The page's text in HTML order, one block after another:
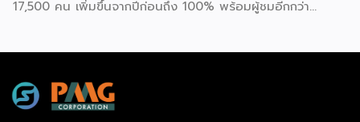
Rating) และวัดค่าคอเลสเตอรอลชนิดไขมันไม่ดี (LDL) 2.ด้าน
17,500 คน เพิ่มขึ้นจากปีก่อนถึง 100% พร้อมผู้ชมอีกกว่า
แต่คือปรากฏการณ์ที่กำลังเปลี่ยนภูมิทัศน์ของอุตสาหกรรม
Wellness ทั่วโลก และกำลังสร้างโอกาสทางธุรกิจมหาศาลให้กับผู้